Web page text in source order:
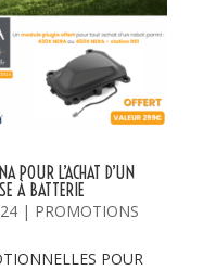
POUR L’ACHAT D’UN
À BATTERIE
| PROMOTIONS
POUR